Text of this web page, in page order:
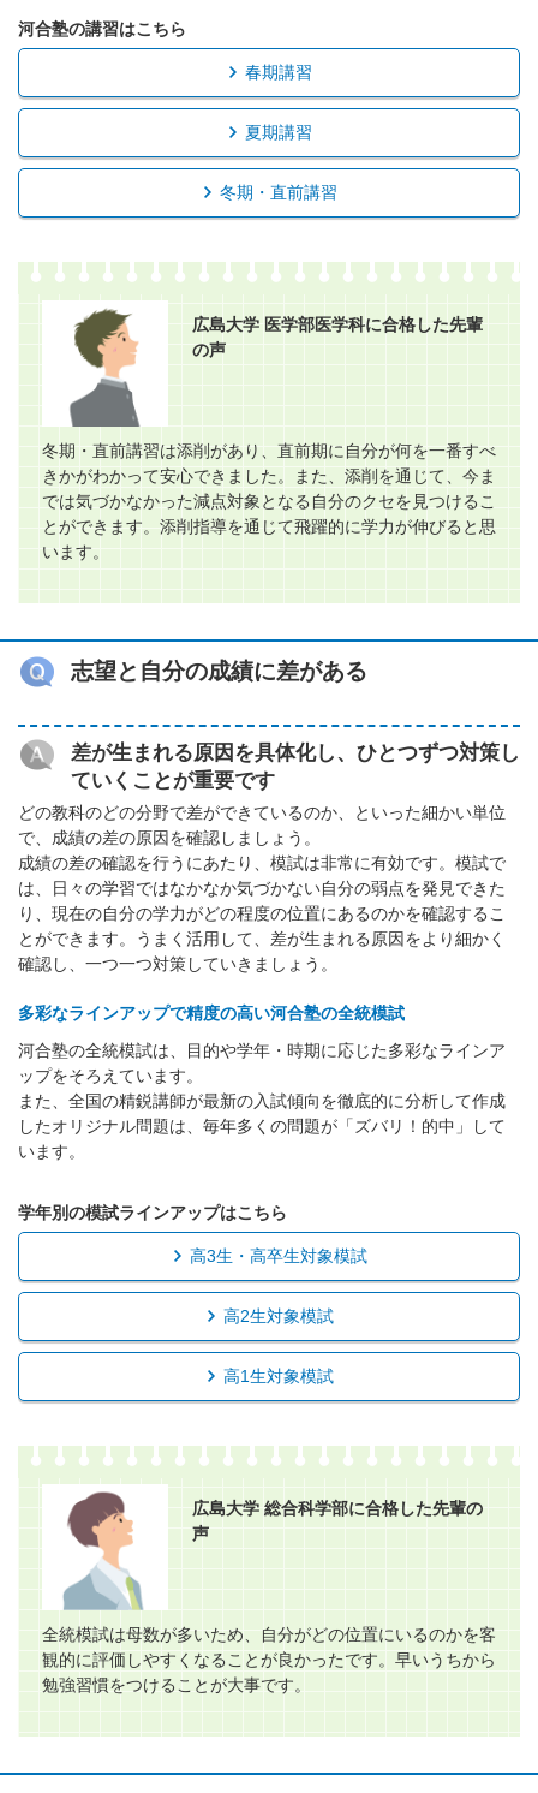
河合塾の講習はこちら
春期講習
夏期講習
冬期・直前講習
広島大学 医学部医学科に合格した先輩
の声
冬期・直前講習は添削があり、直前期に自分が何を一番すべ
きかがわかって安心できました。また、添削を通じて、今ま
では気づかなかった減点対象となる自分のクセを見つけるこ
とができます。添削指導を通じて飛躍的に学力が伸びると思
います。
志望と自分の成績に差がある
差が生まれる原因を具体化し、ひとつずつ対策し
ていくことが重要です
どの教科のどの分野で差ができているのか、といった細かい単位
で、成績の差の原因を確認しましょう。
成績の差の確認を行うにあたり、模試は非常に有効です。模試で
は、日々の学習ではなかなか気づかない自分の弱点を発見できた
り、現在の自分の学力がどの程度の位置にあるのかを確認するこ
とができます。うまく活用して、差が生まれる原因をより細かく
確認し、一つ一つ対策していきましょう。
多彩なラインアップで精度の高い河合塾の全統模試
河合塾の全統模試は、目的や学年・時期に応じた多彩なラインア
ップをそろえています。
また、全国の精鋭講師が最新の入試傾向を徹底的に分析して作成
したオリジナル問題は、毎年多くの問題が「ズバリ！的中」して
います。
学年別の模試ラインアップはこちら
高3生・高卒生対象模試
高2生対象模試
高1生対象模試
広島大学 総合科学部に合格した先輩の
声
全統模試は母数が多いため、自分がどの位置にいるのかを客
観的に評価しやすくなることが良かったです。早いうちから
勉強習慣をつけることが大事です。